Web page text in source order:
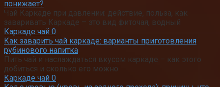
понижает?
Чай Каркаде при давлении: действие, польза, как
заваривать Каркаде – это вид фиточая, водный
Каркаде чай 0
Как заварить чай каркаде: варианты приготовления
рубинового напитка
Пить чай и наслаждаться вкусом каркаде – как этого
добиться и сколько его можно
Каркаде чай 0